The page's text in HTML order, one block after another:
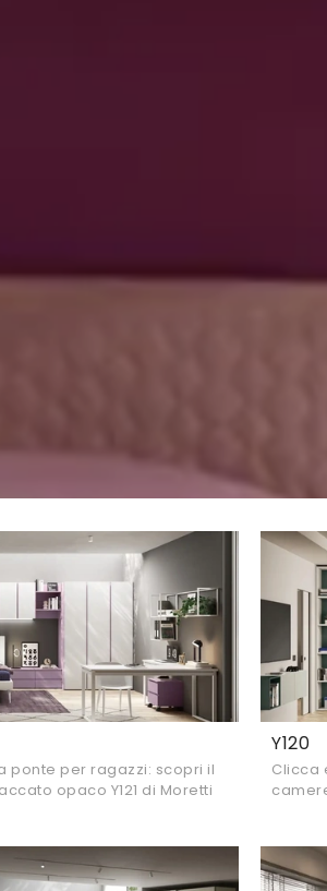
ponte per ragazzi: scopri il
opaco Y121 di Moretti
Y120
Clicca